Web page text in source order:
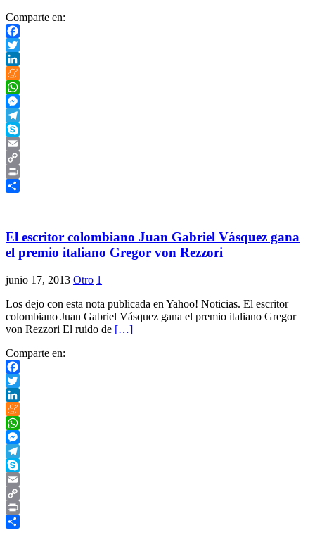
Comparte en:
Facebook
Twitter
LinkedIn
Meneame
WhatsApp
Messenger
Telegram
Skype
Email
Copy
Link
Print
El escritor colombiano Juan Gabriel Vásquez gana
el premio italiano Gregor von Rezzori
junio 17, 2013 Otro 1
Los dejo con esta nota publicada en Yahoo! Noticias. El escritor
colombiano Juan Gabriel Vásquez gana el premio italiano Gregor
von Rezzori El ruido de […]
Comparte en:
Facebook
Twitter
LinkedIn
Meneame
WhatsApp
Messenger
Telegram
Skype
Email
Copy
Link
Print